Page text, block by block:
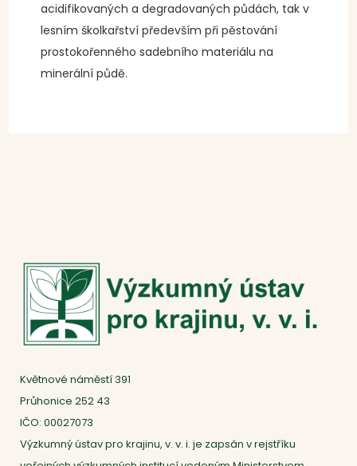
acidifikovaných a degradovaných půdách, tak v
lesním školkařství především při pěstování
prostokořenného sadebního materiálu na
minerální půdě.
Květnové náměstí 391
Průhonice 252 43
IČO: 00027073
Výzkumný ústav pro krajinu, v. v. i. je zapsán v rejstříku